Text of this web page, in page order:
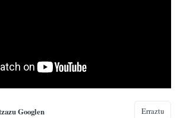
Googlen Erraztu